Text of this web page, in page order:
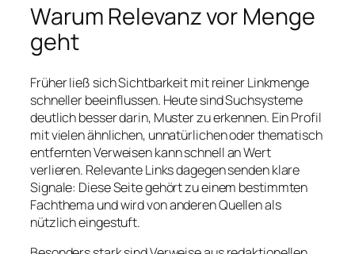
Warum Relevanz vor Menge
geht
Früher ließ sich Sichtbarkeit mit reiner Linkmenge
schneller beeinflussen. Heute sind Suchsysteme
deutlich besser darin, Muster zu erkennen. Ein Profil
mit vielen ähnlichen, unnatürlichen oder thematisch
entfernten Verweisen kann schnell an Wert
verlieren. Relevante Links dagegen senden klare
Signale: Diese Seite gehört zu einem bestimmten
Fachthema und wird von anderen Quellen als
nützlich eingestuft.